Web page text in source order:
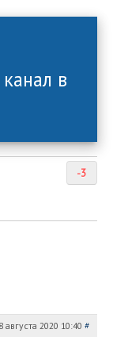
в
-3
8 августа 2020 10:40 #